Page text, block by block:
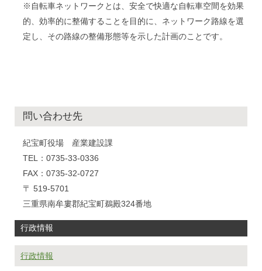
※自転車ネットワークとは、安全で快適な自転車空間を効果
的、効率的に整備することを目的に、ネットワーク路線を選
定し、その路線の整備形態等を示した計画のことです。
問い合わせ先
紀宝町役場 産業建設課
TEL：0735-33-0336
FAX：0735-32-0727
〒 519-5701
三重県南牟婁郡紀宝町鵜殿324番地
行政情報
行政情報